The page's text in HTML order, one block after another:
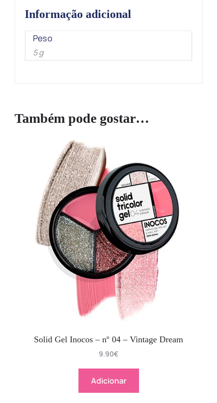
Informação adicional
Peso
5 g
Também pode gostar…
Solid Gel Inocos – nº 04 – Vintage Dream
9.90€
Adicionar